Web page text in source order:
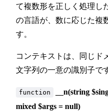
て複数形を正しく処理し
の言語が、数に応じた複
す。
コンテキストは、同じド
文字列の一意の識別子で
function
__n(string
mixed $args = null)